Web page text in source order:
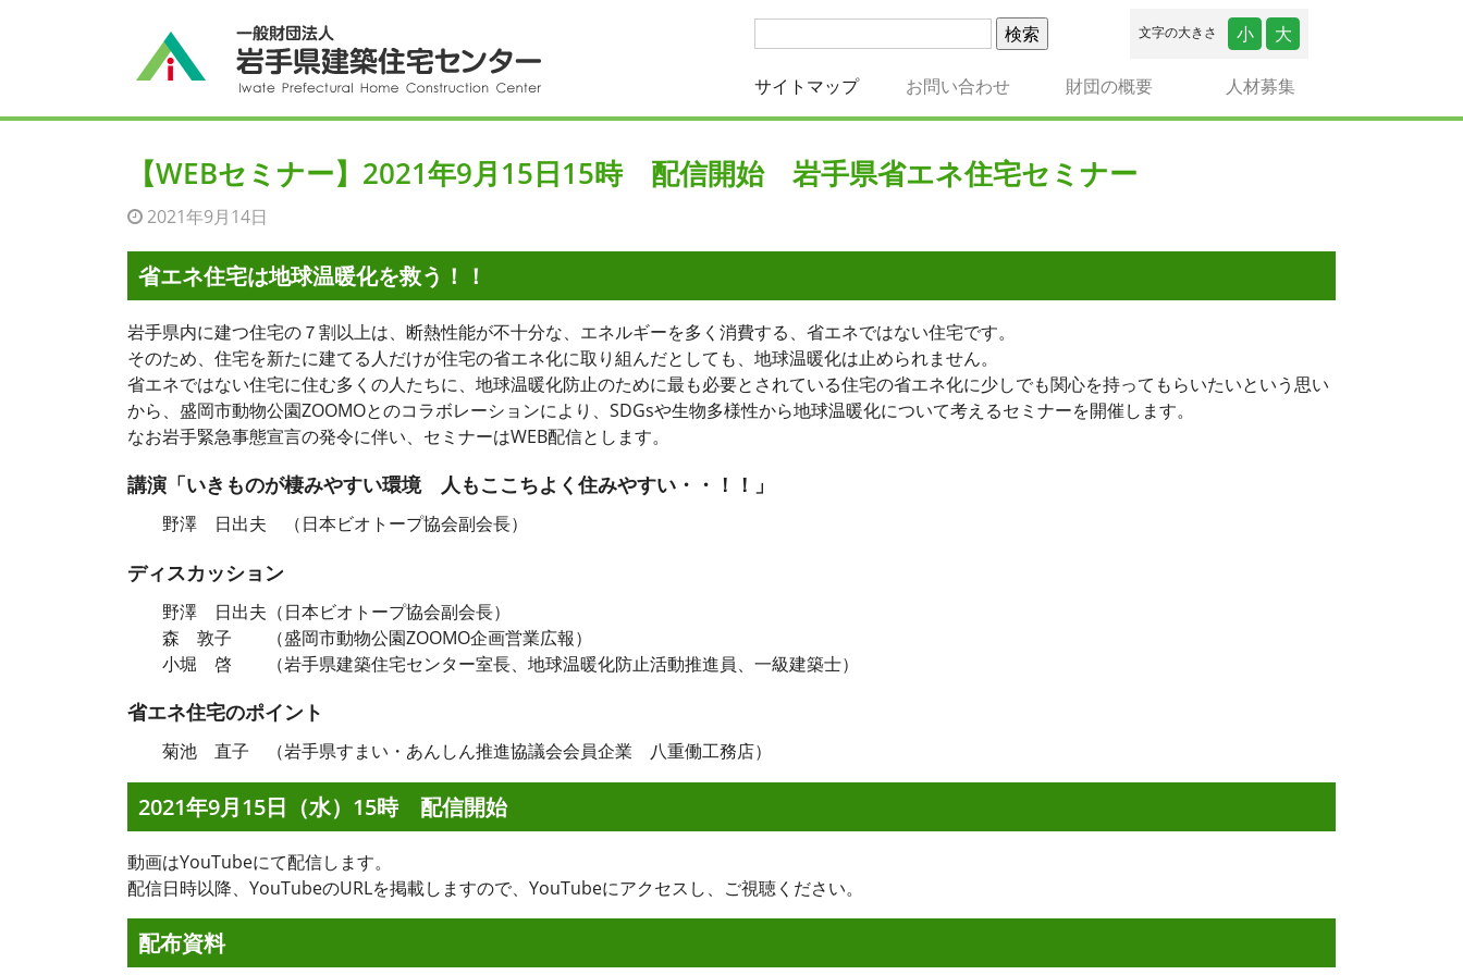
文字の大きさ 小 大
サイトマップ(current)お問い合わせ 財団の概要 人材募集
【WEBセミナー】2021年9月15日15時 配信開始 岩手県省エネ住宅セミナー
2021年9月14日
省エネ住宅は地球温暖化を救う！！
岩手県内に建つ住宅の７割以上は、断熱性能が不十分な、エネルギーを多く消費する、省エネではない住宅です。
そのため、住宅を新たに建てる人だけが住宅の省エネ化に取り組んだとしても、地球温暖化は止められません。
省エネではない住宅に住む多くの人たちに、地球温暖化防止のために最も必要とされている住宅の省エネ化に少しでも関心を持ってもらいたいという思い
から、盛岡市動物公園ZOOMOとのコラボレーションにより、SDGsや生物多様性から地球温暖化について考えるセミナーを開催します。
なお岩手緊急事態宣言の発令に伴い、セミナーはWEB配信とします。
講演「いきものが棲みやすい環境 人もここちよく住みやすい・・！！」
野澤 日出夫 （日本ビオトープ協会副会長）
ディスカッション
野澤 日出夫（日本ビオトープ協会副会長）
森 敦子 （盛岡市動物公園ZOOMO企画営業広報）
小堀 啓 （岩手県建築住宅センター室長、地球温暖化防止活動推進員、一級建築士）
省エネ住宅のポイント
菊池 直子 （岩手県すまい・あんしん推進協議会会員企業 八重働工務店）
2021年9月15日（水）15時 配信開始
動画はYouTubeにて配信します。
配信日時以降、YouTubeのURLを掲載しますので、YouTubeにアクセスし、ご視聴ください。
配布資料